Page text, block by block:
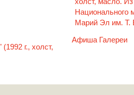
Афиша Галереи